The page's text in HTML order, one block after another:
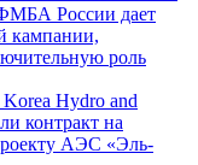
России дает
кампании,
роль
Hydro and
контракт на
АЭС «Эль-